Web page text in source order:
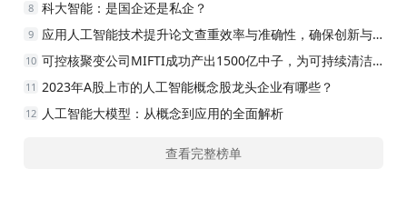
8 科大智能：是国企还是私企？
9 应用人工智能技术提升论文查重效率与准确性，确保创新与学术诚信
10 可控核聚变公司MIFTI成功产出1500亿中子，为可持续清洁能源生产提供强大支持
11 2023年A股上市的人工智能概念股龙头企业有哪些？
12 人工智能大模型：从概念到应用的全面解析
查看完整榜单